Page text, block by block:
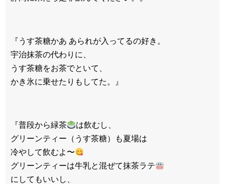
『うす茶糖かあ あられが入ってるの好き。
宇治抹茶の代わりに、
うす茶糖をお茶でといて、
かき氷に乗せたりもしてた。』
『普段から緑茶
は飲むし、
グリーンティー（うす茶糖）も夏場は
冷やして飲むよ〜
グリーンティーは牛乳と混ぜて抹茶ラテ
にしてもいいし、